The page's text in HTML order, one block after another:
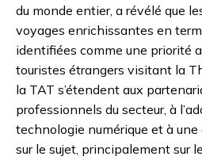
du monde entier, a révélé que
voyages enrichissantes en
identifiées comme une priorité
touristes étrangers visitant la
la TAT s’étendent aux
professionnels du secteur, à
technologie numérique et à
sur le sujet, principalement sur